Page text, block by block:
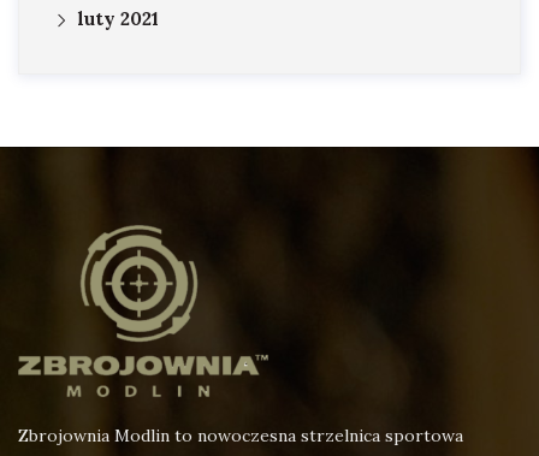
luty 2021
Zbrojownia Modlin to nowoczesna strzelnica sportowa